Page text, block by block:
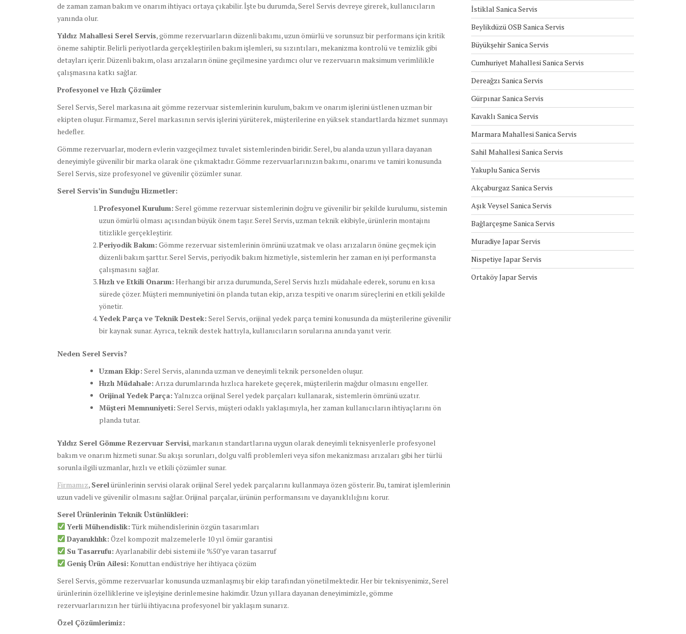
de zaman zaman bakım ve onarım ihtiyacı ortaya çıkabilir. İşte bu durumda, Serel Servis devreye girerek, kullanıcıların
yanında olur.
Yıldız Mahallesi Serel Servis, gömme rezervuarların düzenli bakımı, uzun ömürlü ve sorunsuz bir performans için kritik
öneme sahiptir. Belirli periyotlarda gerçekleştirilen bakım işlemleri, su sızıntıları, mekanizma kontrolü ve temizlik gibi
detayları içerir. Düzenli bakım, olası arızaların önüne geçilmesine yardımcı olur ve rezervuarın maksimum verimlilikle
çalışmasına katkı sağlar.
Profesyonel ve Hızlı Çözümler
Serel Servis, Serel markasına ait gömme rezervuar sistemlerinin kurulum, bakım ve onarım işlerini üstlenen uzman bir
ekipten oluşur. Firmamız, Serel markasının servis işlerini yürüterek, müşterilerine en yüksek standartlarda hizmet sunmayı
hedefler.
Gömme rezervuarlar, modern evlerin vazgeçilmez tuvalet sistemlerinden biridir. Serel, bu alanda uzun yıllara dayanan
deneyimiyle güvenilir bir marka olarak öne çıkmaktadır. Gömme rezervuarlarınızın bakımı, onarımı ve tamiri konusunda
Serel Servis, size profesyonel ve güvenilir çözümler sunar.
Serel Servis’in Sunduğu Hizmetler:
Profesyonel Kurulum: Serel gömme rezervuar sistemlerinin doğru ve güvenilir bir şekilde kurulumu, sistemin
uzun ömürlü olması açısından büyük önem taşır. Serel Servis, uzman teknik ekibiyle, ürünlerin montajını
titizlikle gerçekleştirir.
Periyodik Bakım: Gömme rezervuar sistemlerinin ömrünü uzatmak ve olası arızaların önüne geçmek için
düzenli bakım şarttır. Serel Servis, periyodik bakım hizmetiyle, sistemlerin her zaman en iyi performansta
çalışmasını sağlar.
Hızlı ve Etkili Onarım: Herhangi bir arıza durumunda, Serel Servis hızlı müdahale ederek, sorunu en kısa
sürede çözer. Müşteri memnuniyetini ön planda tutan ekip, arıza tespiti ve onarım süreçlerini en etkili şekilde
yönetir.
Yedek Parça ve Teknik Destek: Serel Servis, orijinal yedek parça temini konusunda da müşterilerine güvenilir
bir kaynak sunar. Ayrıca, teknik destek hattıyla, kullanıcıların sorularına anında yanıt verir.
Neden Serel Servis?
Uzman Ekip: Serel Servis, alanında uzman ve deneyimli teknik personelden oluşur.
Hızlı Müdahale: Arıza durumlarında hızlıca harekete geçerek, müşterilerin mağdur olmasını engeller.
Orijinal Yedek Parça: Yalnızca orijinal Serel yedek parçaları kullanarak, sistemlerin ömrünü uzatır.
Müşteri Memnuniyeti: Serel Servis, müşteri odaklı yaklaşımıyla, her zaman kullanıcıların ihtiyaçlarını ön
planda tutar.
Yıldız Serel Gömme Rezervuar Servisi, markanın standartlarına uygun olarak deneyimli teknisyenlerle profesyonel
bakım ve onarım hizmeti sunar. Su akışı sorunları, dolgu valfi problemleri veya sifon mekanizması arızaları gibi her türlü
sorunla ilgili uzmanlar, hızlı ve etkili çözümler sunar.
Firmamız, Serelürünlerinin servisi olarak orijinal Serel yedek parçalarını kullanmaya özen gösterir. Bu, tamirat işlemlerinin
uzun vadeli ve güvenilir olmasını sağlar. Orijinal parçalar, ürünün performansını ve dayanıklılığını korur.
Serel Ürünlerinin Teknik Üstünlükleri:
Yerli Mühendislik: Türk mühendislerinin özgün tasarımları
Dayanıklılık: Özel kompozit malzemelerle 10 yıl ömür garantisi
Su Tasarrufu: Ayarlanabilir debi sistemi ile %50’ye varan tasarruf
Geniş Ürün Ailesi: Konuttan endüstriye her ihtiyaca çözüm
Serel Servis, gömme rezervuarlar konusunda uzmanlaşmış bir ekip tarafından yönetilmektedir. Her bir teknisyenimiz, Serel
ürünlerinin özelliklerine ve işleyişine derinlemesine hakimdir. Uzun yıllara dayanan deneyimimizle, gömme
rezervuarlarınızın her türlü ihtiyacına profesyonel bir yaklaşım sunarız.
Özel Çözümlerimiz:
İstiklal Sanica Servis
Beylikdüzü OSB Sanica Servis
Büyükşehir Sanica Servis
Cumhuriyet Mahallesi Sanica Servis
Dereağzı Sanica Servis
Gürpınar Sanica Servis
Kavaklı Sanica Servis
Marmara Mahallesi Sanica Servis
Sahil Mahallesi Sanica Servis
Yakuplu Sanica Servis
Akçaburgaz Sanica Servis
Aşık Veysel Sanica Servis
Bağlarçeşme Sanica Servis
Muradiye Japar Servis
Nispetiye Japar Servis
Ortaköy Japar Servis